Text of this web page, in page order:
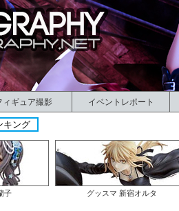
ィギュア撮影 イベントレポート
キング
子 グッスマ 新宿オルタ